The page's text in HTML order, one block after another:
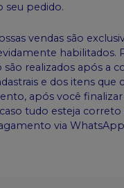
seu pedido.
vendas são
habilitados.
são realizados após a
e dos itens
após você
tudo esteja
via